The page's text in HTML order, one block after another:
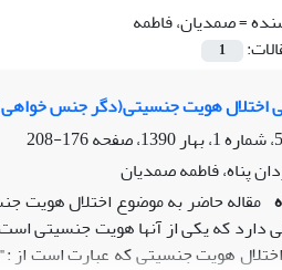
=صمدیان، فاطمه
1
اختلال هویت جنسیتی(دگر جنس خواهی)
176-208
پناه، فاطمه صمدیان
مقاله حاضر به موضوع اختلال هویت
دارد که یکی از آنها هویت جنسیتی
هویت جنسیتی که عبارت است از